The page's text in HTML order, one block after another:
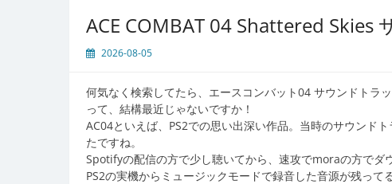
ACE COMBAT 04 Shattered Skies
2026-08-05
何気なく検索してたら、エースコンバット04 サウンドトラ
って、結構最近じゃないですか！
AC04といえば、PS2での思い出深い作品。当時のサウンド
たですね。
Spotifyの配信の方で少し聴いてから、速攻でmoraの方でダ
PS2の実機からミュージックモードで録音した音源が残って